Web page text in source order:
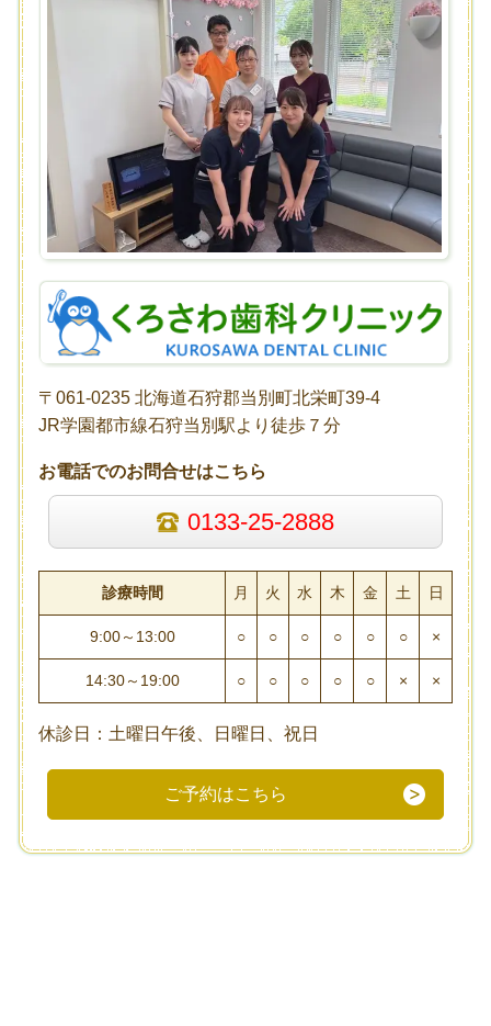
〒061-0235 北海道石狩郡当別町北栄町39-4
JR学園都市線石狩当別駅より徒歩７分
お電話でのお問合せはこちら
0133-25-2888
診療時間 月 火 水 木 金 土 日
9:00～13:00 ○ ○ ○ ○ ○ ○ ×
14:30～19:00 ○ ○ ○ ○ ○ × ×
休診日：土曜日午後、日曜日、祝日
ご予約はこちら